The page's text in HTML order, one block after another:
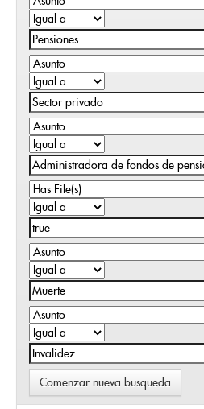
Comenzar nueva busqueda